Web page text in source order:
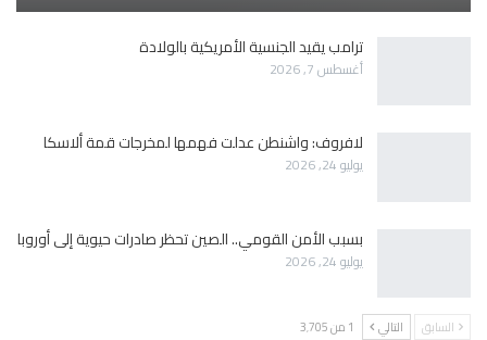
ترامب يقيد الجنسية الأمريكية بالولادة
أغسطس 7, 2026
لافروف: واشنطن عدلت فهمها لمخرجات قمة ألاسكا
يوليو 24, 2026
بسبب الأمن القومي.. الصين تحظر صادرات حيوية إلى أوروبا
يوليو 24, 2026
السابق التالي 1 من 3٬705